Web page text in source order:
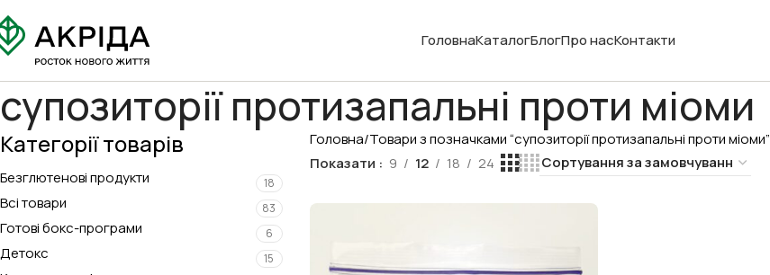
ГоловнаКаталогБлогПро насКонтакти
супозиторії протизапальні проти міоми
Категорії товарів
Безглютенові продукти 18
Всі товари 83
Готові бокс-програми 6
Детокс 15
Головна Товари з позначками “супозиторії протизапальні проти міоми”
Показати
9 12 18 24